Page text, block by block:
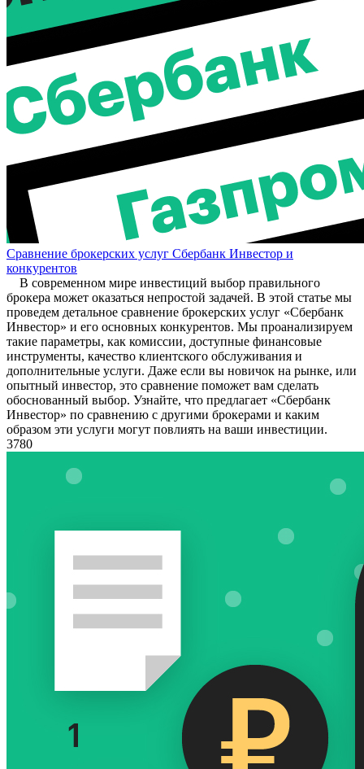
Сравнение брокерских услуг Сбербанк Инвестор и
конкурентов
В современном мире инвестиций выбор правильного
брокера может оказаться непростой задачей. В этой статье мы
проведем детальное сравнение брокерских услуг «Сбербанк
Инвестор» и его основных конкурентов. Мы проанализируем
такие параметры, как комиссии, доступные финансовые
инструменты, качество клиентского обслуживания и
дополнительные услуги. Даже если вы новичок на рынке, или
опытный инвестор, это сравнение поможет вам сделать
обоснованный выбор. Узнайте, что предлагает «Сбербанк
Инвестор» по сравнению с другими брокерами и каким
образом эти услуги могут повлиять на ваши инвестиции.
3780